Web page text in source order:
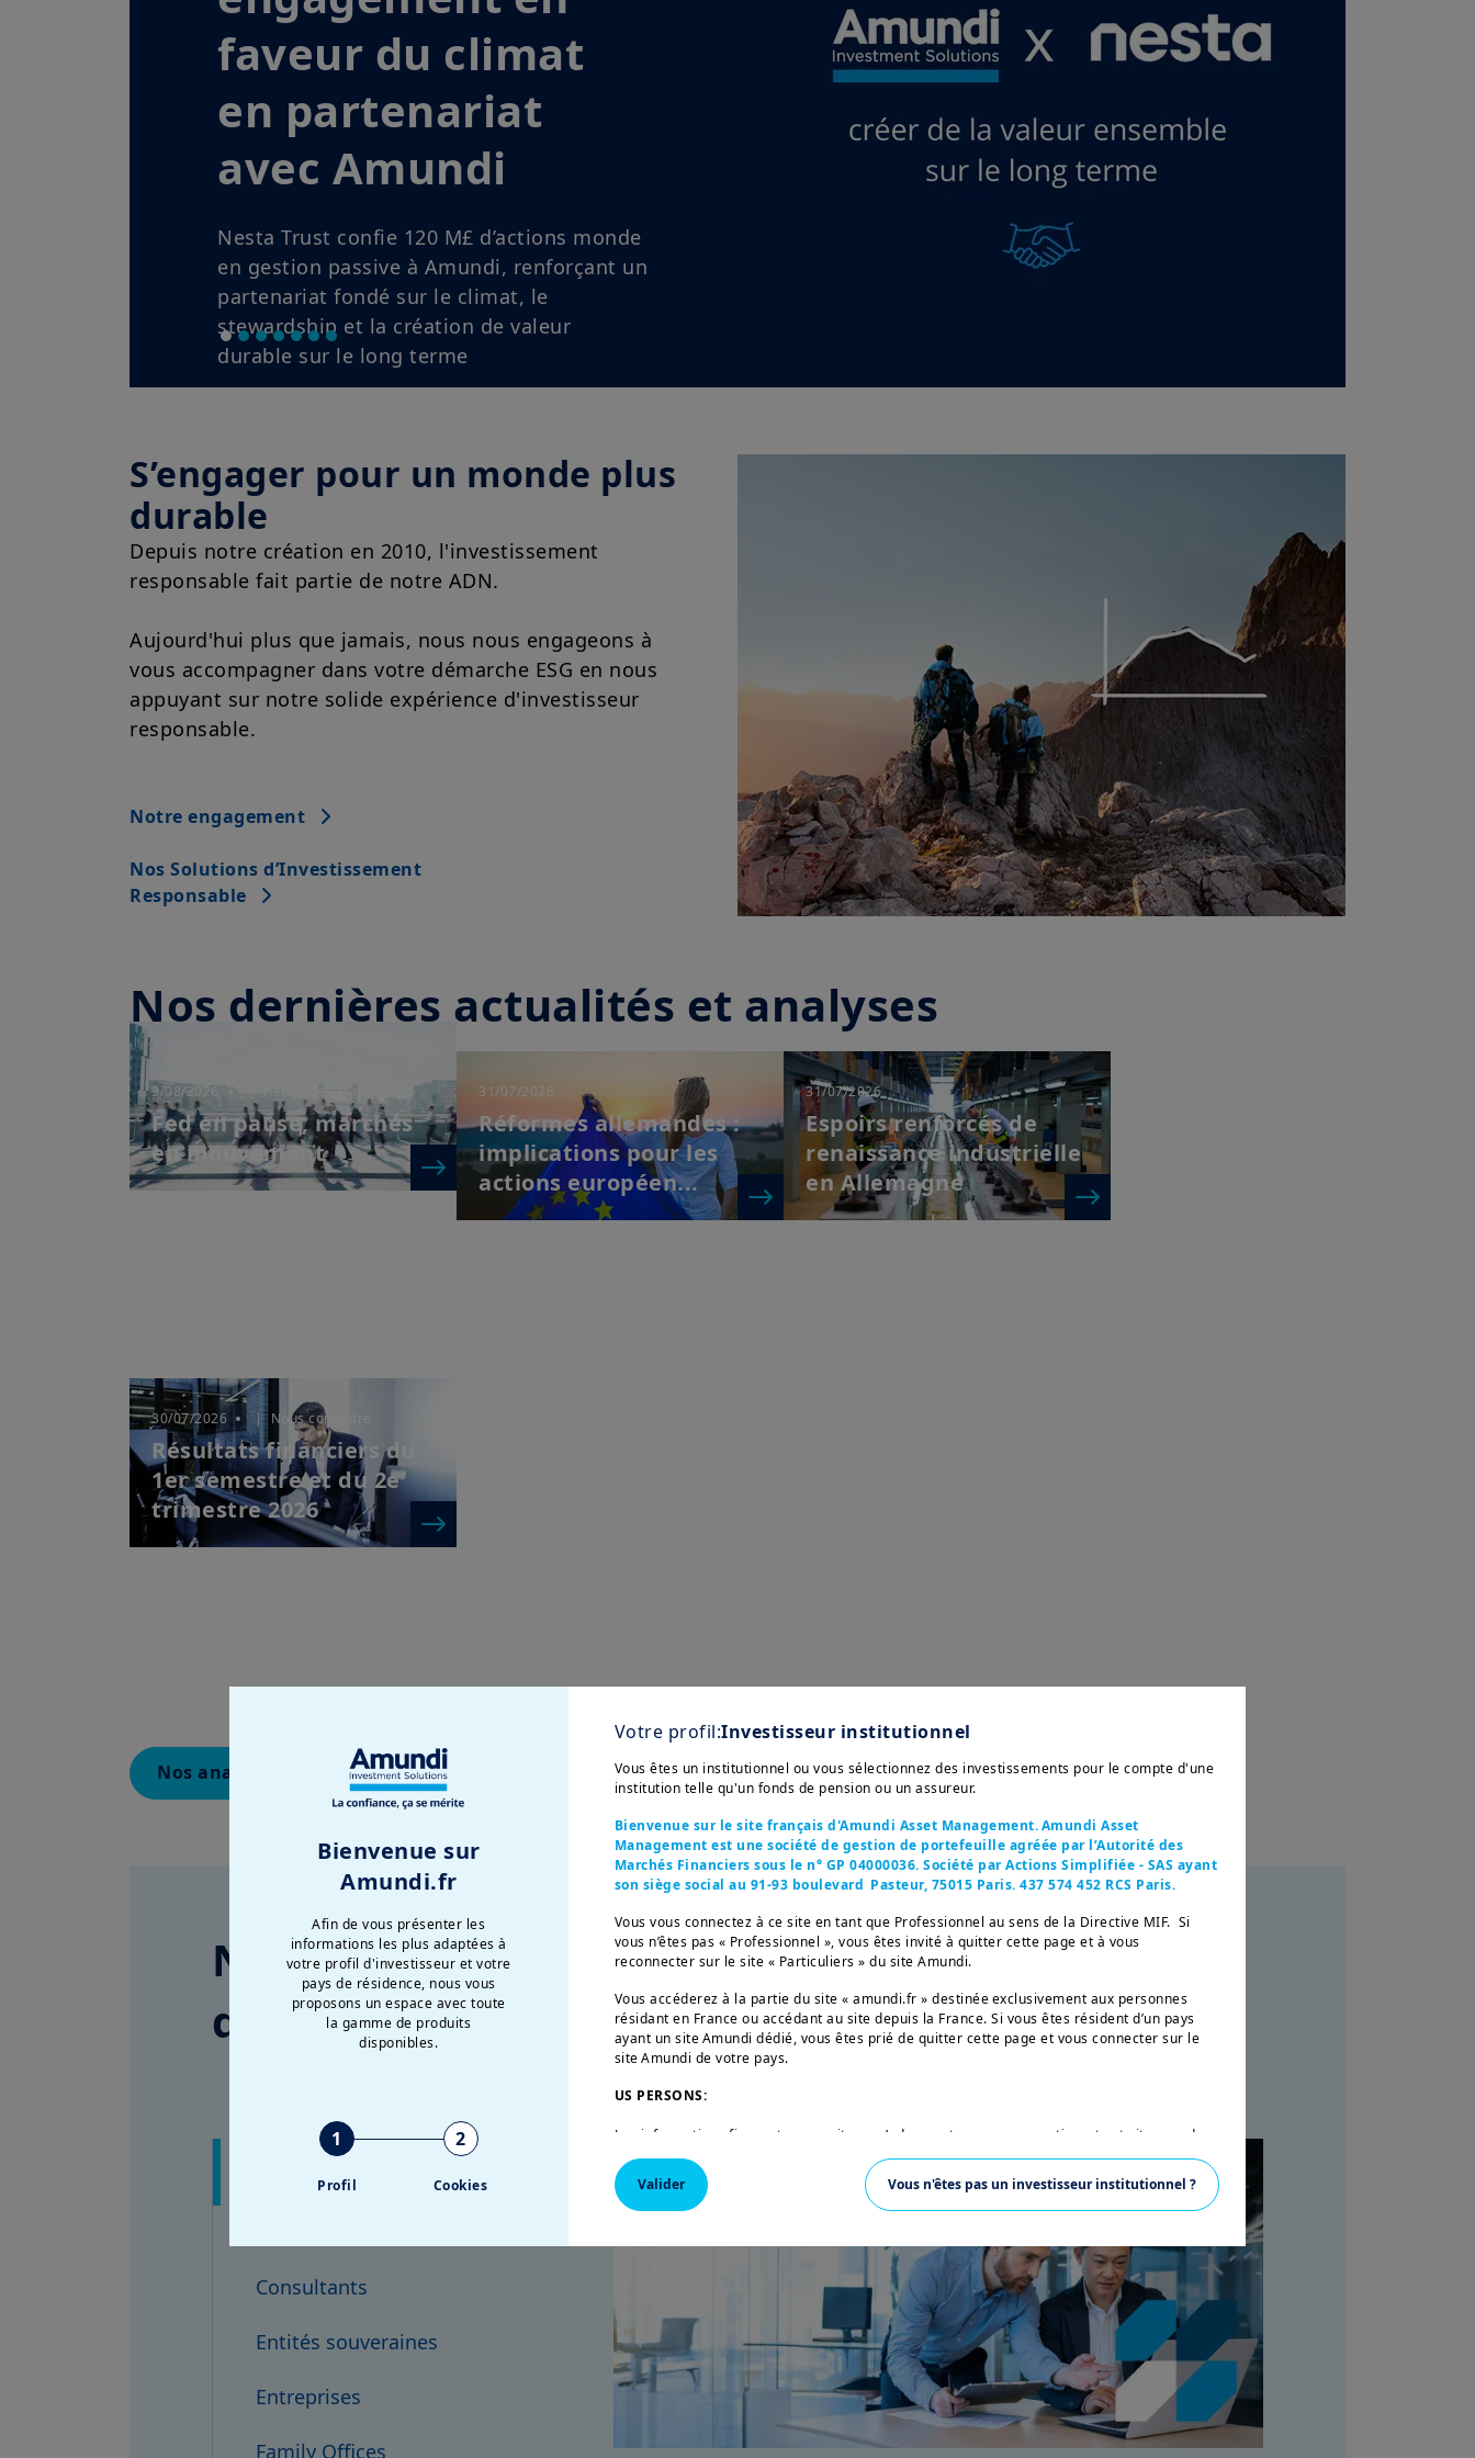
Rester prudemment exposé au risque :
inflation, banques centrales hawkish et
risques de concentration liés à l’IA
reconfigurent les marchés. Diversification,
qualité et bénéfices solides soutiennent
l’allocation.
En savoir plus
S’engager pour un monde plus
durable
Depuis notre création en 2010, l'investissement
responsable fait partie de notre ADN.
Aujourd'hui plus que jamais, nous nous engageons à
vous accompagner dans votre démarche ESG en nous
appuyant sur notre solide expérience d'investisseur
responsable.
Notre engagement
Nos Solutions d’Investissement
Responsable
Nos dernières actualités et analyses
3/08/2026
Fed en pause, marchés
en mouvement
31/07/2026
Réformes allemandes :
implications pour les
actions européen...
31/07/2026
Espoirs renforcés de
renaissance industrielle
en Allemagne
30/07/2026 | Nous connaître
Résultats financiers du
1er semestre et du 2e
trimestre 2026
Nos analyses marchés Actualités d'Amundi
Nous vous aidons à atteindre vos objectifs
d’investissement
Assureurs
Consultants
Entités souveraines
Entreprises
Family Offices
Bienvenue sur
Amundi.fr
Afin de vous présenter les
informations les plus adaptées à
votre profil d'investisseur et votre
pays de résidence, nous vous
proposons un espace avec toute
la gamme de produits
disponibles.
1
Profil
2
Cookies
Votre profil:Investisseur institutionnel
Vous êtes un institutionnel ou vous sélectionnez des investissements pour le compte d'une
institution telle qu'un fonds de pension ou un assureur.
Bienvenue sur le site français d'Amundi Asset Management. Amundi Asset
Management est une société de gestion de portefeuille agréée par l’Autorité des
Marchés Financiers sous le n° GP 04000036. Société par Actions Simplifiée - SAS ayant
son siège social au 91-93 boulevard Pasteur, 75015 Paris. 437 574 452 RCS Paris.
Vous vous connectez à ce site en tant que Professionnel au sens de la Directive MIF. Si
vous n’êtes pas « Professionnel », vous êtes invité à quitter cette page et à vous
reconnecter sur le site « Particuliers » du site Amundi.
Vous accéderez à la partie du site « amundi.fr » destinée exclusivement aux personnes
résidant en France ou accédant au site depuis la France. Si vous êtes résident d’un pays
ayant un site Amundi dédié, vous êtes prié de quitter cette page et vous connecter sur le
site Amundi de votre pays.
US PERSONS:
Les informations figurant sur ce site ne s’adressent pas aux ressortissants et citoyens des
Etats-Unis d’Amérique ou aux «U.S. Persons», telle que cette expression est définie par la
«Regulation S» de la Securities and Exchange Commission en vertu de l’U.S. Securities Act
de 1933, qui vise notamment toute personne physique résidant aux Etats-Unis d’Amérique
et toute entité ou société organisée ou enregistrée en vertu de la réglementation
ww.amundi.us
.
Ce site a uniquement pour objet de fournir des informations sur Amundi, ses affiliés et
leurs produits autorisés à la commercialisation en France. Aucune information contenue
sur ce site ne constitue une offre d’achat ou de vente d’un instrument financier, ni un
conseil en investissement de la part d’Amundi Asset Management ou de ses sociétés
affiliées.
Amundi Asset Management vous informe que les informations sur les produits figurant sur
ce site ne sont données qu’à titre indicatif et constituent une présentation générale de nos
produits et services. Ces informations ne sont pas exhaustives, peuvent évoluer dans le
Valider Vous n'êtes pas un investisseur institutionnel ?